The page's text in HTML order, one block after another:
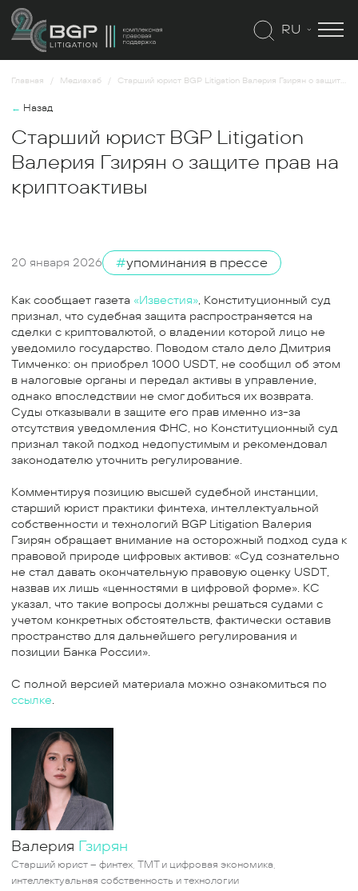
RU
Главная Медиахаб Старший юрист BGP Litigation Валерия Гзирян о защите прав на криптоактивы
← Назад
Старший юрист BGP Litigation
Валерия Гзирян о защите прав на
криптоактивы
20 января 2026 #упоминания в прессе
Как сообщает газета «Известия», Конституционный суд
признал, что судебная защита распространяется на
сделки с криптовалютой, о владении которой лицо не
уведомило государство. Поводом стало дело Дмитрия
Тимченко: он приобрел 1000 USDT, не сообщил об этом
в налоговые органы и передал активы в управление,
однако впоследствии не смог добиться их возврата.
Суды отказывали в защите его прав именно из-за
отсутствия уведомления ФНС, но Конституционный суд
признал такой подход недопустимым и рекомендовал
законодателю уточнить регулирование.
Комментируя позицию высшей судебной инстанции,
старший юрист практики финтеха, интеллектуальной
собственности и технологий BGP Litigation Валерия
Гзирян обращает внимание на осторожный подход суда к
правовой природе цифровых активов: «Суд сознательно
не стал давать окончательную правовую оценку USDT,
назвав их лишь «ценностями в цифровой форме». КС
указал, что такие вопросы должны решаться судами с
учетом конкретных обстоятельств, фактически оставив
пространство для дальнейшего регулирования и
позиции Банка России».
С полной версией материала можно ознакомиться по
ссылке.
Валерия Гзирян
Старший юрист – финтех, ТМТ и цифровая экономика,
интеллектуальная собственность и технологии